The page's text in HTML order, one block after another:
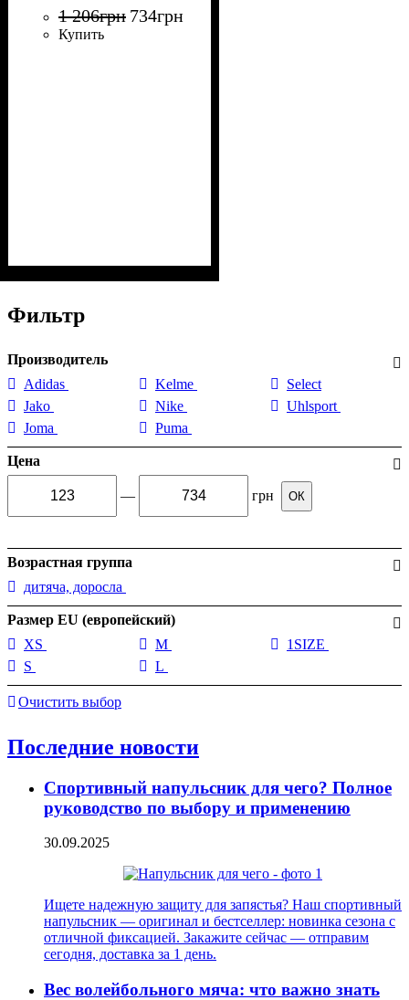
1 206грн 734грн
Купить
Фильтр
Производитель
Adidas
Jako
Joma
Kelme
Nike
Puma
Select
Uhlsport
Цена
— грн ОК
Возрастная группа
дитяча, доросла
Размер EU (европейский)
XS
S
M
L
1SIZE
Очистить выбор
Последние новости
Спортивный напульсник для чего? Полное
руководство по выбору и применению
30.09.2025
Ищете надежную защиту для запястья? Наш спортивный
напульсник — оригинал и бестселлер: новинка сезона с
отличной фиксацией. Закажите сейчас — отправим
сегодня, доставка за 1 день.
Вес волейбольного мяча: что важно знать